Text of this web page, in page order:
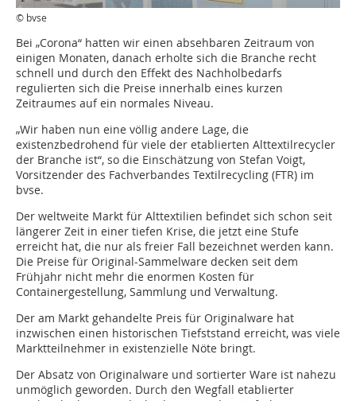
© bvse
Bei „Corona“ hatten wir einen absehbaren Zeitraum von
einigen Monaten, danach erholte sich die Branche recht
schnell und durch den Effekt des Nachholbedarfs
regulierten sich die Preise innerhalb eines kurzen
Zeitraumes auf ein normales Niveau.
„Wir haben nun eine völlig andere Lage, die
existenzbedrohend für viele der etablierten Alttextilrecycler
der Branche ist“, so die Einschätzung von Stefan Voigt,
Vorsitzender des Fachverbandes Textilrecycling (FTR) im
bvse.
Der weltweite Markt für Alttextilien befindet sich schon seit
längerer Zeit in einer tiefen Krise, die jetzt eine Stufe
erreicht hat, die nur als freier Fall bezeichnet werden kann.
Die Preise für Original-Sammelware decken seit dem
Frühjahr nicht mehr die enormen Kosten für
Containergestellung, Sammlung und Verwaltung.
Der am Markt gehandelte Preis für Originalware hat
inzwischen einen historischen Tiefststand erreicht, was viele
Marktteilnehmer in existenzielle Nöte bringt.
Der Absatz von Originalware und sortierter Ware ist nahezu
unmöglich geworden. Durch den Wegfall etablierter